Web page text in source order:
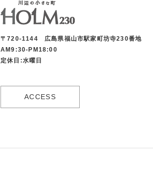
〒720-1144 広島県福山市駅家町坊寺230番地
AM9:30-PM18:00
定休日:水曜日
ACCESS